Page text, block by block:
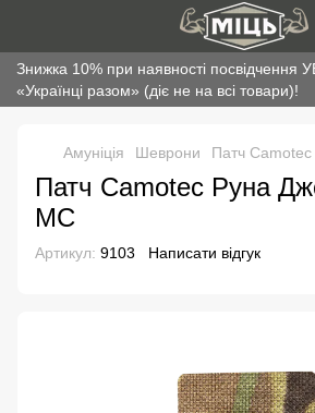
Знижка 10% при наявності посвідчення
«Українці разом» (діє не на всі товари)!
Амуніція Шеврони Патч
Патч Camotec Руна
MC
Артикул: 9103 Написати відгук